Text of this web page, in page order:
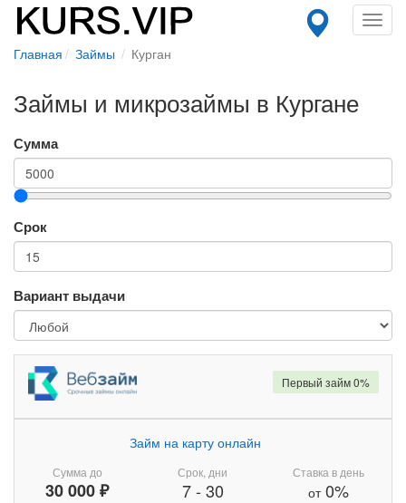
Главная Займы Курган
Займы и микрозаймы в Кургане
Сумма
Срок
Вариант выдачи
Сумма до
30 000 ₽
Займ на карту онлайн
Срок, дни
7- 30
Ставка в день
от0%
Первый займ 0%